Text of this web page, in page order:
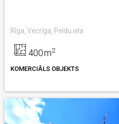
Rīga, Vecrīga, Peldu iela
400m2
KOMERCIĀLS OBJEKTS